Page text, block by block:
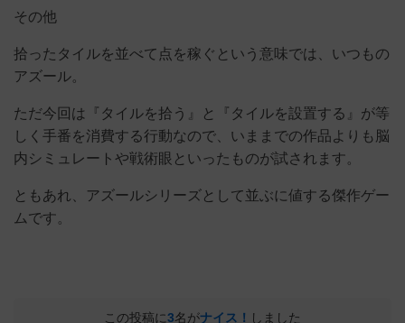
その他
拾ったタイルを並べて点を稼ぐという意味では、いつもの
アズール。
ただ今回は『タイルを拾う』と『タイルを設置する』が等
しく手番を消費する行動なので、いままでの作品よりも脳
内シミュレートや戦術眼といったものが試されます。
ともあれ、アズールシリーズとして並ぶに値する傑作ゲー
ムです。
この投稿に3名がナイス！ しました